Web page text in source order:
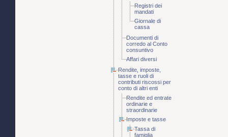
Registri dei
mandati
Giornale di
cassa
Documenti di
corredo al Conto
consuntivo
Affari diversi
Rendite, imposte,
tasse e ruoli di
contributi riscossi per
conto di altri enti
Rendite ed entrate
ordinarie e
straordinarie
Imposte e tasse
Tassa di
famiglia